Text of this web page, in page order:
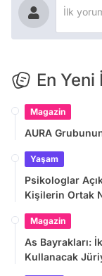
En
Magazin
AURA
Yaşam
Psikologlar
Kişilerin Ortak
Magazin
As Bayrakları:
Kullanacak